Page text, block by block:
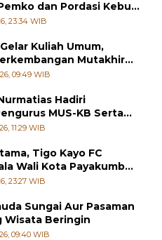
dan Pordasi Kebut
23:34 WIB
Kuliah Umum,
Mutakhir
09:49 WIB
Hadiri
KB Serta
2031,
11:29 WIB
Tigo Kayo FC
Wali Kota Payakumbuh
23:27 WIB
Sungai Aur Pasaman
Wisata Beringin
09:40 WIB